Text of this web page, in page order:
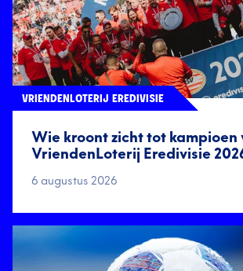
Wie kroont zicht tot kampioen
VriendenLoterij Eredivisie
VRIENDENLOTERIJ EREDIVISIE
6 augustus 2026